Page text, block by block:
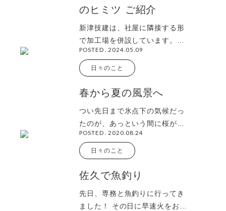
のヒミツ ご紹介
新津技建は、社屋に隣接する形
で加工場を併設しています。社
屋では、お客さまとのお打合せ
や設計業務、加工
POSTED . 2024.05.09
春から夏の風景へ
つい先日まで氷点下の気候だっ
たのが、あっという間に桜が散
り、雑草が生い茂り、田んぼに
水がひかれる季節
日々のこと
POSTED . 2020.08.24
佐久で魚釣り
先日、専務と魚釣りに行ってき
ました！ その日に早速火をおこ
日々のこと